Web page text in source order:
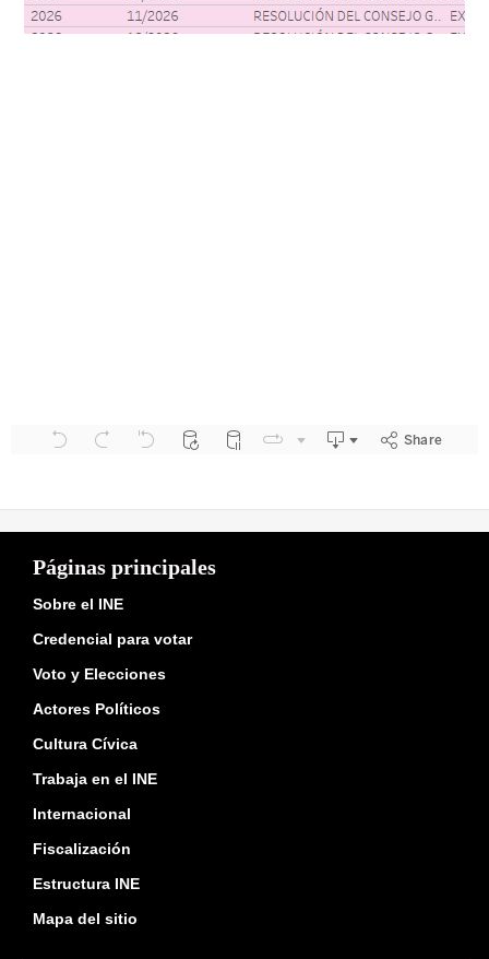
Páginas principales
Sobre el INE
Credencial para votar
Voto y Elecciones
Actores Políticos
Cultura Cívica
Trabaja en el INE
Internacional
Fiscalización
Estructura INE
Mapa del sitio